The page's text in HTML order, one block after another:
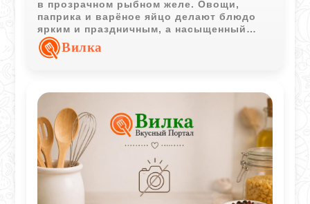
в прозрачном рыбном желе. Овощи,
паприка и варёное яйцо делают блюдо
ярким и праздничным, а насыщенный
бульон придаёт ему выразительный
вкус.Вилка